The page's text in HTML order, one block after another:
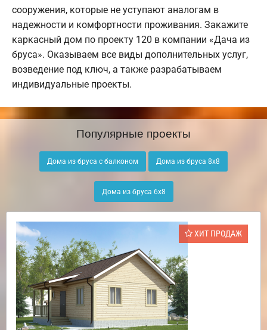
сооружения, которые не уступают аналогам в
надежности и комфортности проживания. Закажите
каркасный дом по проекту 120 в компании «Дача из
бруса». Оказываем все виды дополнительных услуг,
возведение под ключ, а также разрабатываем
индивидуальные проекты.
Популярные проекты
Дома из бруса с балконом Дома из бруса 8х8
Дома из бруса 6х8
ХИТ ПРОДАЖ